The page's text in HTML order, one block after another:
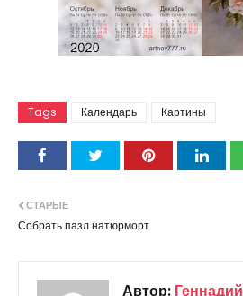
Tags Календарь Картины
СТАРЫЕ
Собрать пазл натюрморт
Автор: Геннадий